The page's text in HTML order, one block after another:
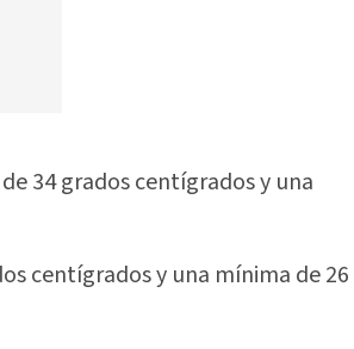
34 grados centígrados y una
centígrados y una mínima de 26